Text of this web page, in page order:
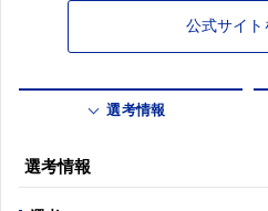
公式サイト
選考情報
選考情報